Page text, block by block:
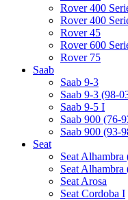
Rover 400
Rover 400
Rover 45
Rover 600
Rover 75
Saab
Saab 9-3
Saab 9-3 (98-
Saab 9-5 I
Saab 900 (76-
Saab 900 (93-
Seat
Seat Alhambra
Seat Alhambra
Seat Arosa
Seat Cordoba I